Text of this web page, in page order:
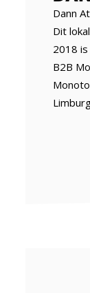
Dann
Dit
2018
B2B